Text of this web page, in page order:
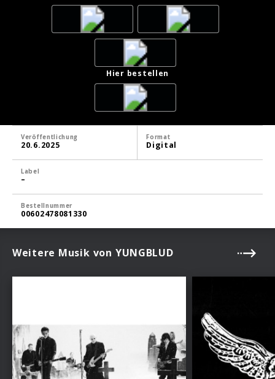
Hier bestellen
Veröffentlichung
20.6.2025
Format
Digital
Label
–
Bestellnummer
00602478081330
Weitere Musik von YUNGBLUD